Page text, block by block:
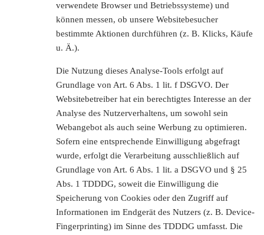
verwendete Browser und Betriebssysteme) und
können messen, ob unsere Websitebesucher
bestimmte Aktionen durchführen (z. B. Klicks, Käufe
u. Ä.).
Die Nutzung dieses Analyse-Tools erfolgt auf
Grundlage von Art. 6 Abs. 1 lit. f DSGVO. Der
Websitebetreiber hat ein berechtigtes Interesse an der
Analyse des Nutzerverhaltens, um sowohl sein
Webangebot als auch seine Werbung zu optimieren.
Sofern eine entsprechende Einwilligung abgefragt
wurde, erfolgt die Verarbeitung ausschließlich auf
Grundlage von Art. 6 Abs. 1 lit. a DSGVO und § 25
Abs. 1 TDDDG, soweit die Einwilligung die
Speicherung von Cookies oder den Zugriff auf
Informationen im Endgerät des Nutzers (z. B. Device-
Fingerprinting) im Sinne des TDDDG umfasst. Die